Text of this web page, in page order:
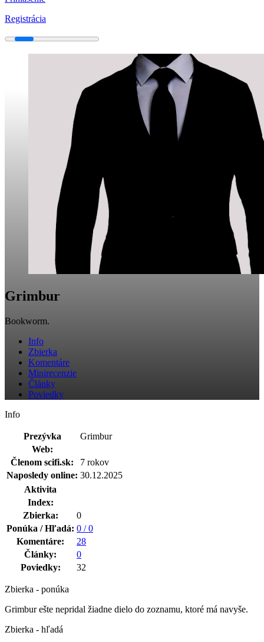
Registrácia
Grimbur
Bookworm.
Info
Zbierka
Komentáre
Minirecenzie
Články
Poviedky
Info
Prezývka
Grimbur
Web:
Členom scifi.sk:
7 rokov
Naposledy online: 30.12.2025
Aktivita
Index:
Zbierka:
0
Ponúka / Hľadá: 0 / 0
Komentáre:
28
Články:
0
Poviedky:
32
Zbierka - ponúka
Grimbur ešte nepridal žiadne dielo do zoznamu, ktoré má navyše.
Zbierka - hľadá